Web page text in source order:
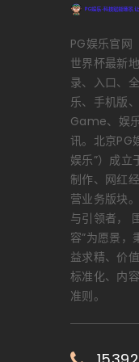
PG娱乐官
世界杯最新
录、入口、
乐、手机版
Game、娱
讯。北京PG
娱乐”）成立
制作、网红
营业务版块
与引领者，
容”为愿景，
益求精、价
标准化、内
准则。